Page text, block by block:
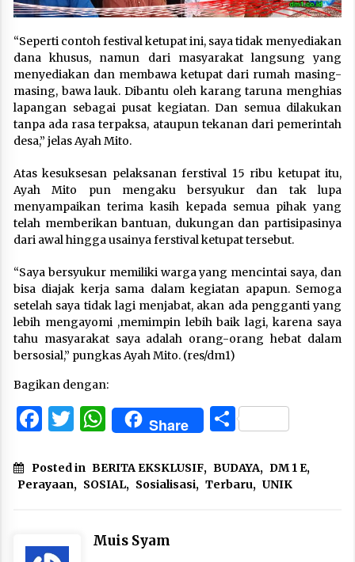
“Seperti contoh festival ketupat ini, saya tidak menyediakan
dana khusus, namun dari masyarakat langsung yang
menyediakan dan membawa ketupat dari rumah masing-
masing, bawa lauk. Dibantu oleh karang taruna menghias
lapangan sebagai pusat kegiatan. Dan semua dilakukan
tanpa ada rasa terpaksa, ataupun tekanan dari pemerintah
desa,” jelas Ayah Mito.
Atas kesuksesan pelaksanan ferstival 15 ribu ketupat itu,
Ayah Mito pun mengaku bersyukur dan tak lupa
menyampaikan terima kasih kepada semua pihak yang
telah memberikan bantuan, dukungan dan partisipasinya
dari awal hingga usainya ferstival ketupat tersebut.
“Saya bersyukur memiliki warga yang mencintai saya, dan
bisa diajak kerja sama dalam kegiatan apapun. Semoga
setelah saya tidak lagi menjabat, akan ada pengganti yang
lebih mengayomi ,memimpin lebih baik lagi, karena saya
tahu masyarakat saya adalah orang-orang hebat dalam
bersosial,” pungkas Ayah Mito. (res/dm1)
Bagikan dengan:
Facebook
Twitter
WhatsApp
Share Share
Posted in BERITA EKSKLUSIF, BUDAYA, DM 1 E,
Perayaan, SOSIAL, Sosialisasi, Terbaru, UNIK
Muis Syam